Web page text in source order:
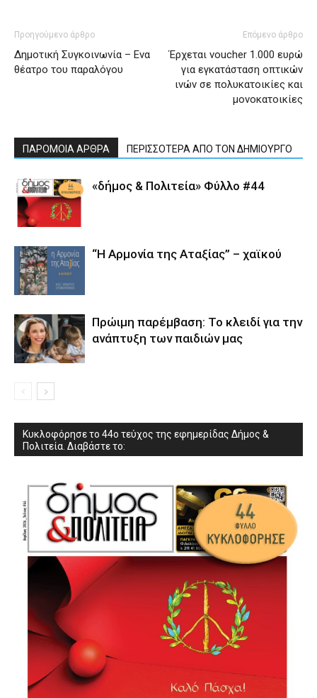
Προηγούμενο άρθρο
Δημοτική Συγκοινωνία – Ενα
θέατρο του παραλόγου
Επόμενο άρθρο
Έρχεται voucher 1.000 ευρώ
για εγκατάσταση οπτικών
ινών σε πολυκατοικίες και
μονοκατοικίες
ΠΑΡΟΜΟΙΑ ΑΡΘΡΑ ΠΕΡΙΣΣΟΤΕΡΑ ΑΠΟ ΤΟΝ ΔΗΜΙΟΥΡΓΟ
«δήμος & Πολιτεία» Φύλλο #44
“Η Αρμονία της Αταξίας” – χαϊκού
Πρώιμη παρέμβαση: Το κλειδί για την
ανάπτυξη των παιδιών µας
Κυκλοφόρησε το 44ο τεύχος της εφημερίδας Δήμος &
Πολιτεία. Διαβάστε το: